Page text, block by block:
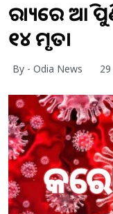
ରାଜ୍ୟରେ ଆଜି
୧୪ ମୃତ।
By - Odia News